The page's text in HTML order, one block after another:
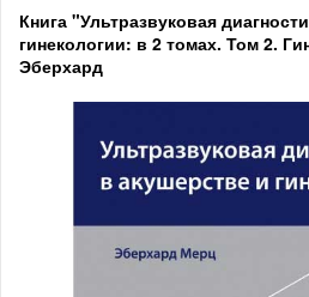
Книга "Ультразвуковая
гинекологии: в 2 томах. Том 2.
Эберхард